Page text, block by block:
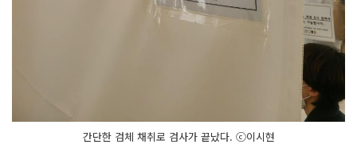
간단한 검체 채취로 검사가 끝났다. ⓒ이시현